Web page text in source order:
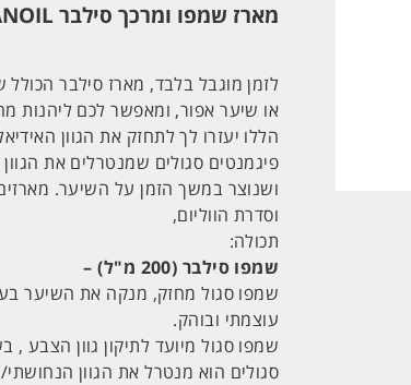
מרוקן
200ML
מארז שמפו ומרכך סילבר MOROCCANOIL – לבלונד המושלם
לזמן מוגבל בלבד, מארז סילבר
או שיער אפור, ומאפשר לכם ליהנות
הללו יעזרו לך לתחזק את הגוון
פיגמנטים סגולים שמנטרלים את
ושנוצר במשך הזמן על השיער.
וסדרת הווליום,
תכולה:
שמפו סילבר (200 מ"ל) –
שמפו סגול מחזק, מנקה את השיער
עוצמתי ובוהק.
שמפו סגול מיועד לתיקון גוון הצבע
סגולים הוא מנטרל את הגוון